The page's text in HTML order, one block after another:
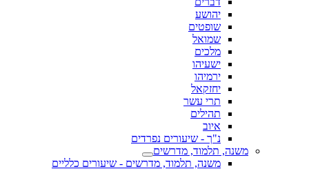
יהושע
שופטים
שמואל
מלכים
ישעיהו
ירמיהו
יחזקאל
תרי עשר
תהילים
איוב
נ"ך - שיעורים נפרדים
משנה, תלמוד, מדרשים
משנה, תלמוד, מדרשים - שיעורים כלליים